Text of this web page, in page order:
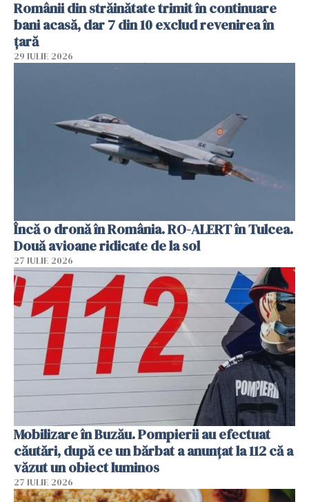
Românii din străinătate trimit în continuare
bani acasă, dar 7 din 10 exclud revenirea în
țară
29 IULIE 2026
Încă o dronă în România. RO-ALERT în Tulcea.
Două avioane ridicate de la sol
27 IULIE 2026
Mobilizare în Buzău. Pompierii au efectuat
căutări, după ce un bărbat a anunțat la 112 că a
văzut un obiect luminos
27 IULIE 2026